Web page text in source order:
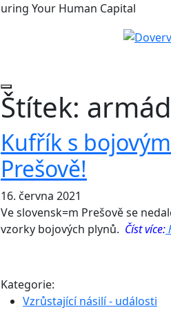
Your Human Capital
Štítek:
Kufřík s
Prešově!
16. června 2021
Ve slovensk=m Prešově se
vzorky bojových plynů. Číst více:
Kategorie:
Vzrůstající násilí - události